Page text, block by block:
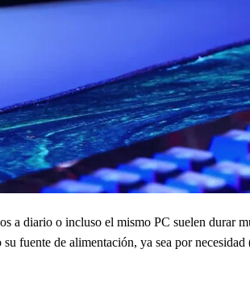
a diario o incluso el mismo PC suelen durar
fuente de alimentación, ya sea por